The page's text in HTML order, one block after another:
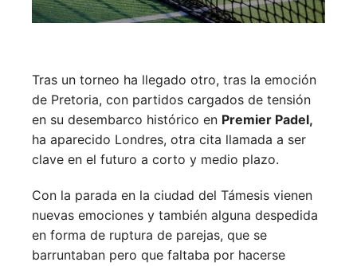
Tras un torneo ha llegado otro, tras la emoción
de Pretoria, con partidos cargados de tensión
en su desembarco histórico en Premier Padel,
ha aparecido Londres, otra cita llamada a ser
clave en el futuro a corto y medio plazo.
Con la parada en la ciudad del Támesis vienen
nuevas emociones y también alguna despedida
en forma de ruptura de parejas, que se
barruntaban pero que faltaba por hacerse